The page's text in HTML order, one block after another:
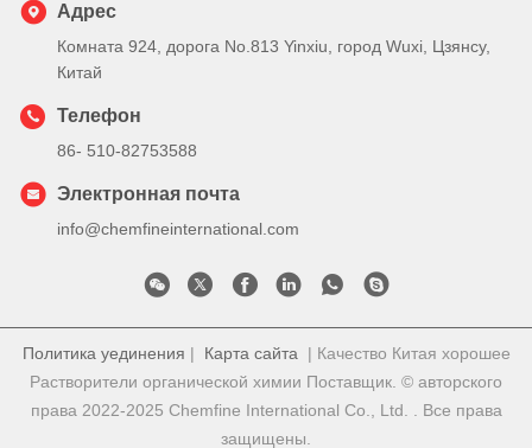
Адрес
Комната 924, дорога No.813 Yinxiu, город Wuxi, Цзянсу,
Китай
Телефон
86- 510-82753588
Электронная почта
info@chemfineinternational.com
Политика уединения | Карта сайта | Качество Китая хорошее
Растворители органической химии Поставщик. © авторского
права 2022-2025 Chemfine International Co., Ltd. . Все права
защищены.